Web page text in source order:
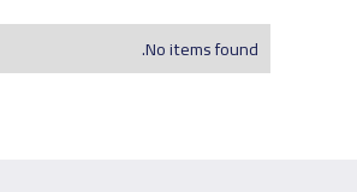
No items found.